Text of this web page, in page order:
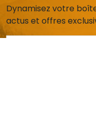
Dynamisez votre
actus et offres